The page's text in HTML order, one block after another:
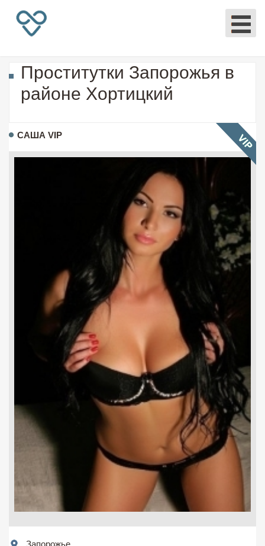
Проститутки Запорожья в
районе Хортицкий
САША VIP
Запорожье